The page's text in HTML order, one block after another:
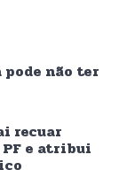
não ter
recuar
PF e atribui